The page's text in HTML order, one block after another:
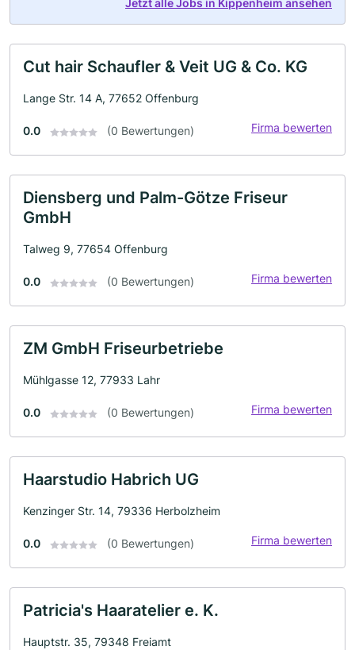
Jetzt alle Jobs in Kippenheim ansehen
Cut hair Schaufler & Veit UG & Co. KG
Lange Str. 14 A, 77652 Offenburg
0.0 (0 Bewertungen) Firma bewerten
Diensberg und Palm-Götze Friseur
GmbH
Talweg 9, 77654 Offenburg
0.0 (0 Bewertungen) Firma bewerten
ZM GmbH Friseurbetriebe
Mühlgasse 12, 77933 Lahr
0.0 (0 Bewertungen) Firma bewerten
Haarstudio Habrich UG
Kenzinger Str. 14, 79336 Herbolzheim
0.0 (0 Bewertungen) Firma bewerten
Patricia's Haaratelier e. K.
Hauptstr. 35, 79348 Freiamt